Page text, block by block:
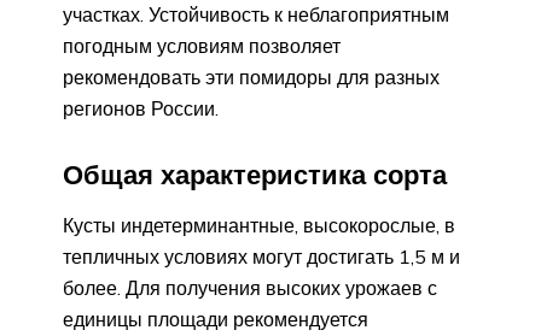
участках. Устойчивость к неблагоприятным
погодным условиям позволяет
рекомендовать эти помидоры для разных
регионов России.
Общая характеристика сорта
Кусты индетерминантные, высокорослые, в
тепличных условиях могут достигать 1,5 м и
более. Для получения высоких урожаев с
единицы площади рекомендуется